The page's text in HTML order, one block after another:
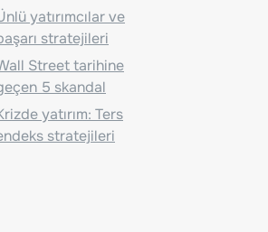
yatırımcılar ve
stratejileri
Street tarihine
5 skandal
yatırım: Ters
stratejileri